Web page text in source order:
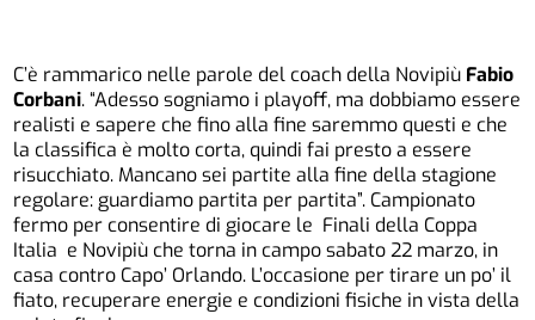
C’è rammarico nelle parole del coach della Novipiù Fabio
Corbani. “Adesso sogniamo i playoff, ma dobbiamo essere
realisti e sapere che fino alla fine saremmo questi e che
la classifica è molto corta, quindi fai presto a essere
risucchiato. Mancano sei partite alla fine della stagione
regolare: guardiamo partita per partita”. Campionato
fermo per consentire di giocare le Finali della Coppa
Italia e Novipiù che torna in campo sabato 22 marzo, in
casa contro Capo’ Orlando. L’occasione per tirare un po’ il
fiato, recuperare energie e condizioni fisiche in vista della